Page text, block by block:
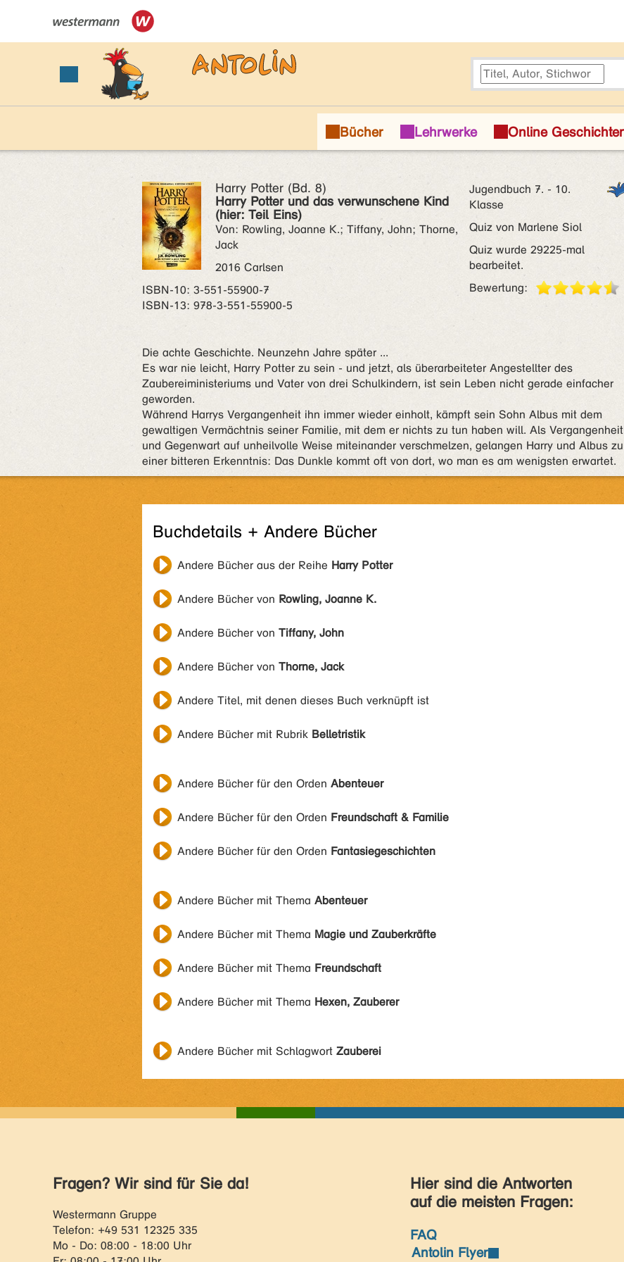
Harry Potter (Bd. 8)
Harry Potter und das verwunschene Kind
(hier: Teil Eins)
Von: Rowling, Joanne K.; Tiffany, John; Thorne,
Jack
2016 Carlsen
ISBN‑10: 3-551-55900-7
ISBN‑13: 978-3-551-55900-5
Jugendbuch 7. - 10.
Klasse
Quiz von Marlene Siol
Quiz wurde 29225-mal
bearbeitet.
Bewertung:
Die achte Geschichte. Neunzehn Jahre später ...
Es war nie leicht, Harry Potter zu sein - und jetzt, als überarbeiteter Angestellter des
Zaubereiministeriums und Vater von drei Schulkindern, ist sein Leben nicht gerade einfacher
geworden.
Während Harrys Vergangenheit ihn immer wieder einholt, kämpft sein Sohn Albus mit dem
gewaltigen Vermächtnis seiner Familie, mit dem er nichts zu tun haben will. Als Vergangenheit
und Gegenwart auf unheilvolle Weise miteinander verschmelzen, gelangen Harry und Albus zu
einer bitteren Erkenntnis: Das Dunkle kommt oft von dort, wo man es am wenigsten erwartet.
Buchdetails + Andere Bücher
Andere Bücher aus der Reihe Harry Potter
Andere Bücher von Rowling, Joanne K.
Andere Bücher von Tiffany, John
Andere Bücher von Thorne, Jack
Andere Titel, mit denen dieses Buch verknüpft ist
Andere Bücher mit Rubrik Belletristik
Andere Bücher für den Orden Abenteuer
Andere Bücher für den Orden Freundschaft & Familie
Andere Bücher für den Orden Fantasiegeschichten
Andere Bücher mit Thema Abenteuer
Andere Bücher mit Thema Magie und Zauberkräfte
Andere Bücher mit Thema Freundschaft
Andere Bücher mit Thema Hexen, Zauberer
Andere Bücher mit Schlagwort Zauberei